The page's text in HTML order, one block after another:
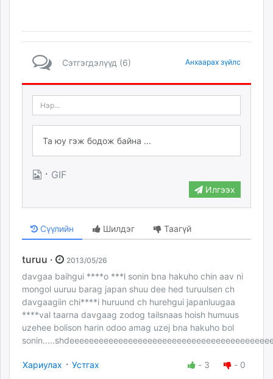
Сэтгэгдэлүүд (6) Анхаарах зүйлс
· GIF
Илгээх
Сүүлийн Шилдэг Таагүй
turuu · 2013/05/26
davgaa baihgui ****o ***l sonin bna hakuho chin aav ni
mongol uuruu barag japan shuu dee hed turuulsen ch
davgaagiin chi****i huruund ch hurehgui japanluugaa
****val taarna davgaag zodog tailsnaas hoish humuus
uzehee bolison harin odoo amag uzej bna hakuho bol
Хариулах · Устгах - 3 - 0